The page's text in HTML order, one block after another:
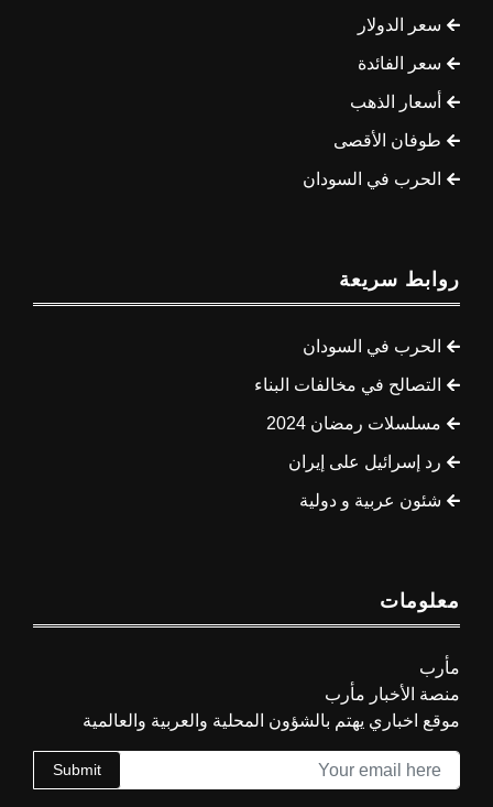
سعر الدولار
سعر الفائدة
أسعار الذهب
طوفان الأقصى
الحرب في السودان
روابط سريعة
الحرب في السودان
التصالح في مخالفات البناء
مسلسلات رمضان 2024
رد إسرائيل على إيران
شئون عربية و دولية
معلومات
مأرب
منصة الأخبار مأرب
موقع اخباري يهتم بالشؤون المحلية والعربية والعالمية
Submit